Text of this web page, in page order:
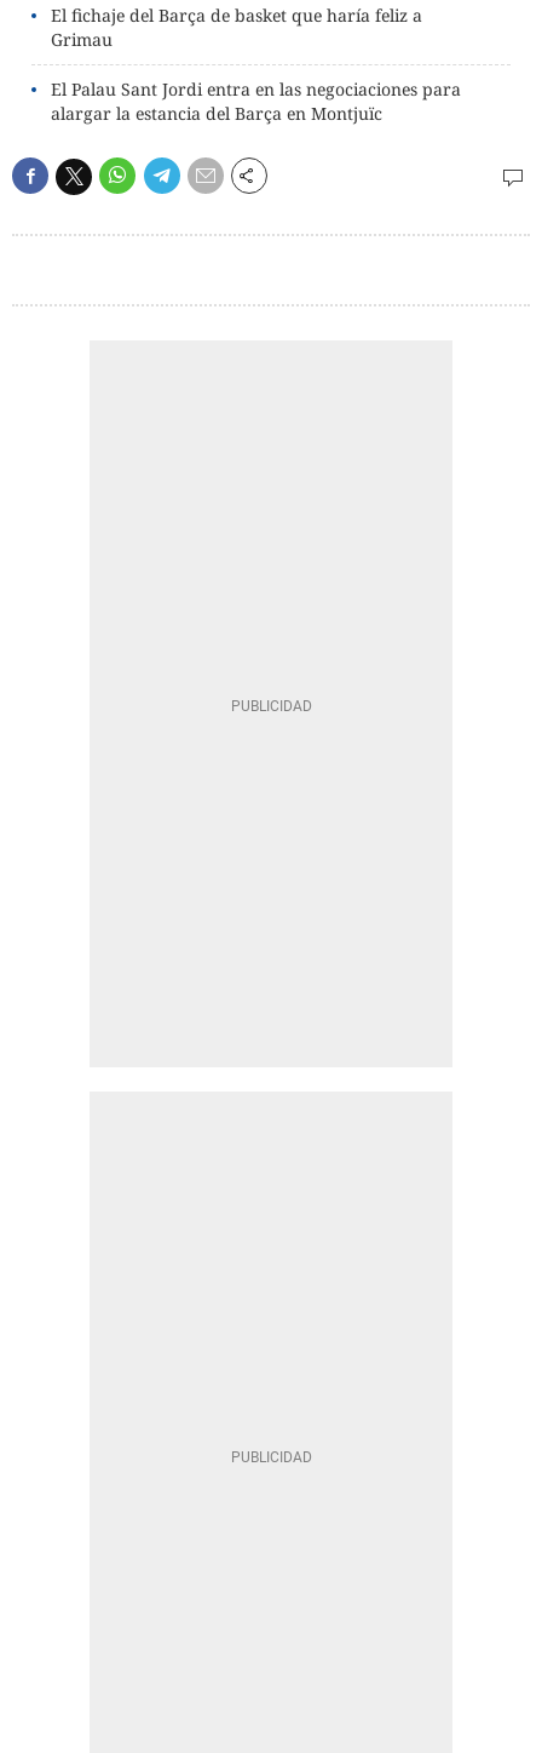
El fichaje del Barça de basket que haría feliz a
Grimau
El Palau Sant Jordi entra en las negociaciones para
alargar la estancia del Barça en Montjuïc